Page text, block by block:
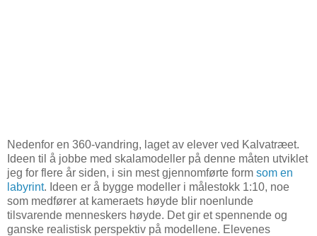
Nedenfor en 360-vandring, laget av elever ved Kalvatræet.
Ideen til å jobbe med skalamodeller på denne måten utviklet
jeg for flere år siden, i sin mest gjennomførte form som en
labyrint. Ideen er å bygge modeller i målestokk 1:10, noe
som medfører at kameraets høyde blir noenlunde
tilsvarende menneskers høyde. Det gir et spennende og
ganske realistisk perspektiv på modellene. Elevenes